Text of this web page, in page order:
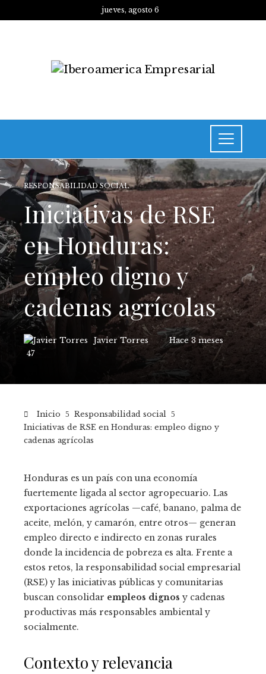
jueves, agosto 6
RESPONSABILIDAD SOCIAL
Iniciativas de RSE
en Honduras:
empleo digno y
cadenas agrícolas
Javier Torres
Hace 3 meses
47
Inicio
Responsabilidad social
Iniciativas de RSE en Honduras: empleo digno y
cadenas agrícolas
Honduras es un país con una economía
fuertemente ligada al sector agropecuario. Las
exportaciones agrícolas —café, banano, palma de
aceite, melón, y camarón, entre otros— generan
empleo directo e indirecto en zonas rurales
donde la incidencia de pobreza es alta. Frente a
estos retos, la responsabilidad social empresarial
(RSE) y las iniciativas públicas y comunitarias
buscan consolidar empleos dignos y cadenas
productivas más responsables ambiental y
socialmente.
Contexto y relevancia